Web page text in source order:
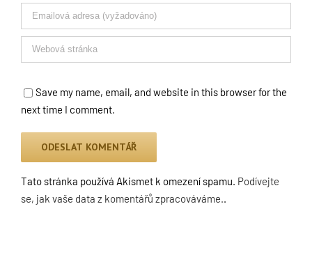
Save my name, email, and website in this browser for the
next time I comment.
Tato stránka používá Akismet k omezení spamu. Podívejte
se, jak vaše data z komentářů zpracováváme.